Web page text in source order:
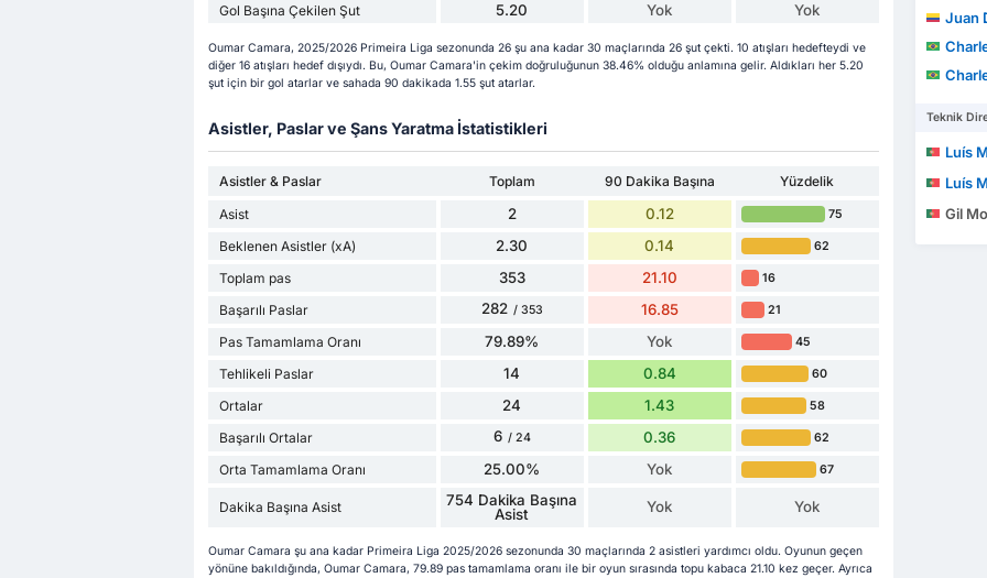
Gol Başına Çekilen Şut 5.20 Yok Yok
Oumar Camara, 2025/2026 Primeira Liga sezonunda 26 şu ana kadar 30 maçlarında 26 şut çekti. 10 atışları hedefteydi ve
diğer 16 atışları hedef dışıydı. Bu, Oumar Camara'in çekim doğruluğunun 38.46% olduğu anlamına gelir. Aldıkları her 5.20
şut için bir gol atarlar ve sahada 90 dakikada 1.55 şut atarlar.
Asistler, Paslar ve Şans Yaratma İstatistikleri
Asistler & Paslar Toplam 90 Dakika Başına
Yüzdelik
Asist
2 0.12 75
Beklenen Asistler (xA) 2.30 0.14 62
Toplam pas 353 21.10 16
Başarılı Paslar 282 / 353 16.85 21
Pas Tamamlama Oranı 79.89% Yok 45
Tehlikeli Paslar 14 0.84 60
Ortalar 24 1.43 58
Başarılı Ortalar 6 / 24 0.36 62
Orta Tamamlama Oranı 25.00% Yok 67
Dakika Başına Asist
754 Dakika Başına
Asist
Yok Yok
Oumar Camara şu ana kadar Primeira Liga 2025/2026 sezonunda 30 maçlarında 2 asistleri yardımcı oldu. Oyunun geçen
yönüne bakıldığında, Oumar Camara, 79.89 pas tamamlama oranı ile bir oyun sırasında topu kabaca 21.10 kez geçer. Ayrıca
Juan
Teknik
Luís
Luís
Gil